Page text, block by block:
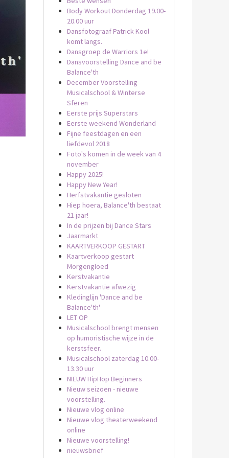
Body Workout Donderdag 19.00-
20.00 uur
Dansfotograaf Patrick Kool
komt langs.
Dansgroep de Warriors 1e!
Dansvoorstelling Dance and be
Balance'th
December Voorstelling
Musicalschool & Winterse
Sferen
Eerste prijs Superstars
Eerste weekend Wonderland
Fijne feestdagen en een
liefdevol 2018
Foto's komen in de week van 4
november
Happy 2025!
Happy New Year!
Herfstvakantie gesloten
Hiep hoera, Balance'th bestaat
21 jaar!
In de prijzen bij Dance Stars
Jaarmarkt
KAARTVERKOOP GESTART
Kaartverkoop gestart
Morgengloed
Kerstvakantie
Kerstvakantie afwezig
Kledinglijn 'Dance and be
Balance'th'
LET OP
Musicalschool brengt mensen
op humoristische wijze in de
kerstsfeer.
Musicalschool zaterdag 10.00-
13.30 uur
NIEUW HipHop Beginners
Nieuw seizoen - nieuwe
voorstelling.
Nieuwe vlog online
Nieuwe vlog theaterweekend
online
Nieuwe voorstelling!
nieuwsbrief